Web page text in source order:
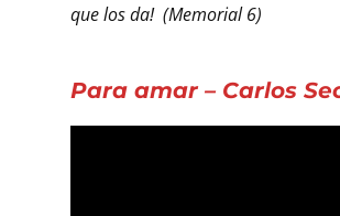
que los da! (Memorial 6)
Para amar – Carlos